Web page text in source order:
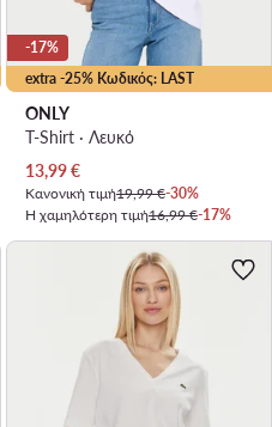
extra -25% Κωδικός: LAST
-17%
ONLY
T-Shirt · Λευκό
Τρέχουσα τιμή
13,99€
Κανονική τιμή19,99 €-30%
Η χαμηλότερη τιμή16,99 €-17%